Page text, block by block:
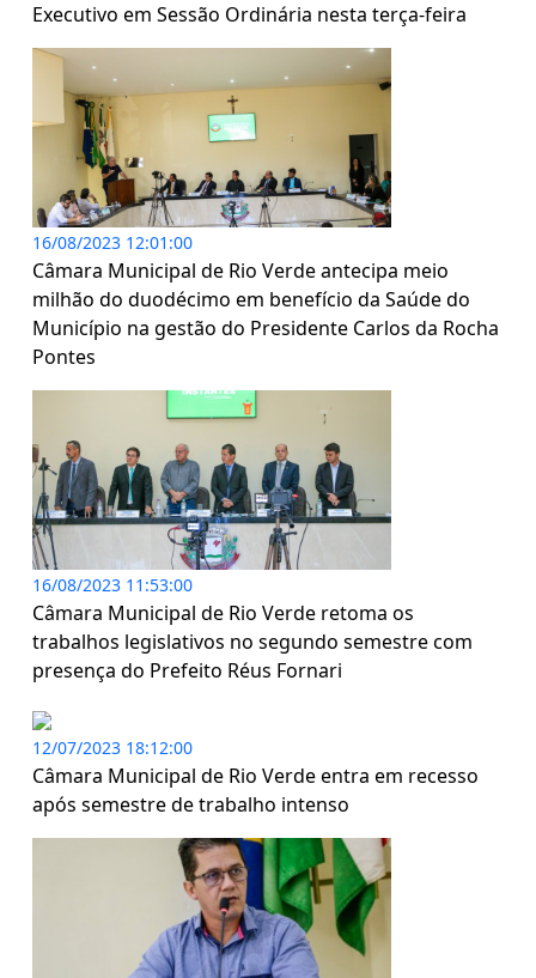
Executivo em Sessão Ordinária nesta terça-feira
16/08/2023 12:01:00
Câmara Municipal de Rio Verde antecipa meio
milhão do duodécimo em benefício da Saúde do
Município na gestão do Presidente Carlos da Rocha
Pontes
16/08/2023 11:53:00
Câmara Municipal de Rio Verde retoma os
trabalhos legislativos no segundo semestre com
presença do Prefeito Réus Fornari
12/07/2023 18:12:00
Câmara Municipal de Rio Verde entra em recesso
após semestre de trabalho intenso